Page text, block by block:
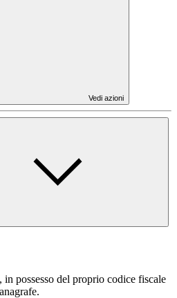
Vedi azioni
possesso del proprio codice fiscale